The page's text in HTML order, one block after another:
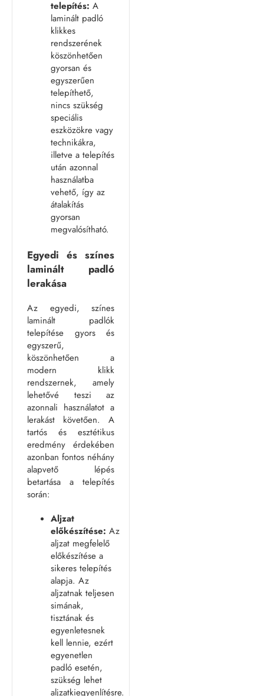
telepítés: A
laminált padló
klikkes
rendszerének
köszönhetően
gyorsan és
egyszerűen
telepíthető,
nincs szükség
speciális
eszközökre vagy
technikákra,
illetve a telepítés
után azonnal
használatba
vehető, így az
átalakítás
gyorsan
megvalósítható.
Egyedi és színes
laminált padló
lerakása
Az egyedi, színes
laminált padlók
telepítése gyors és
egyszerű,
köszönhetően a
modern klikk
rendszernek, amely
lehetővé teszi az
azonnali használatot a
lerakást követően. A
tartós és esztétikus
eredmény érdekében
azonban fontos néhány
alapvető lépés
betartása a telepítés
során:
Aljzat
előkészítése: Az
aljzat megfelelő
előkészítése a
sikeres telepítés
alapja. Az
aljzatnak teljesen
simának,
tisztának és
egyenletesnek
kell lennie, ezért
egyenetlen
padló esetén,
szükség lehet
aljzatkiegyenlítésre.